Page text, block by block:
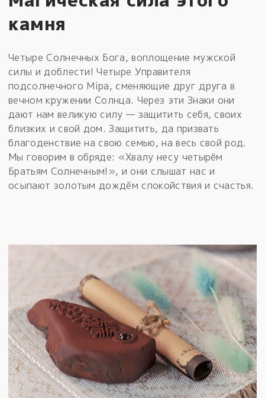
камня
Четыре Солнечных Бога, воплощение мужской
силы и доблести! Четыре Управителя
подсолнечного Мiра, сменяющие друг друга в
вечном кружении Солнца. Через эти Знаки они
дают нам великую силу — защитить себя, своих
близких и свой дом. Защитить, да призвать
благоденствие на свою семью, на весь свой род.
Мы говорим в обряде: «Хвалу несу четырём
Братьям Солнечным!», и они слышат нас и
осыпают золотым дождём спокойствия и счастья.